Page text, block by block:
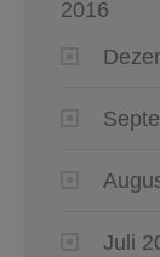
2016
Juli